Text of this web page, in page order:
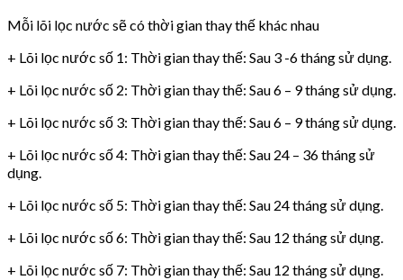
Mỗi lõi lọc nước sẽ có thời gian thay thế khác nhau
+ Lõi lọc nước số 1: Thời gian thay thế: Sau 3 -6 tháng sử dụng.
+ Lõi lọc nước số 2: Thời gian thay thế: Sau 6 – 9 tháng sử dụng.
+ Lõi lọc nước số 3: Thời gian thay thế: Sau 6 – 9 tháng sử dụng.
+ Lõi lọc nước số 4: Thời gian thay thế: Sau 24 – 36 tháng sử
dụng.
+ Lõi lọc nước số 5: Thời gian thay thế: Sau 24 tháng sử dụng.
+ Lõi lọc nước số 6: Thời gian thay thế: Sau 12 tháng sử dụng.
+ Lõi lọc nước số 7: Thời gian thay thế: Sau 12 tháng sử dụng.